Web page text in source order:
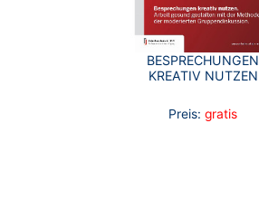
BESPRECHUNGEN
KREATIV NUTZEN
Preis: gratis